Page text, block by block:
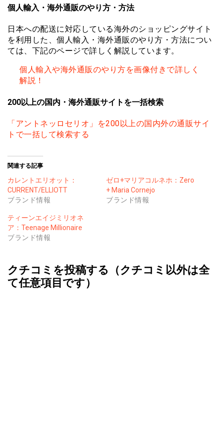
個人輸入・海外通販のやり方・方法
日本への配送に対応している海外のショッピングサイト
を利用した、個人輸入・海外通販のやり方・方法につい
ては、下記のページで詳しく解説しています。
個人輸入や海外通販のやり方を画像付きで詳しく
解説！
200以上の国内・海外通販サイトを一括検索
「アントネッロセリオ」を200以上の国内外の通販サイ
トで一括して検索する
関連する記事
カレントエリオット：
CURRENT/ELLIOTT
ブランド情報
ゼロ+マリアコルネホ：Zero
+ Maria Cornejo
ブランド情報
ティーンエイジミリオネ
ア：Teenage Millionaire
ブランド情報
クチコミを投稿する（クチコミ以外は全
て任意項目です）